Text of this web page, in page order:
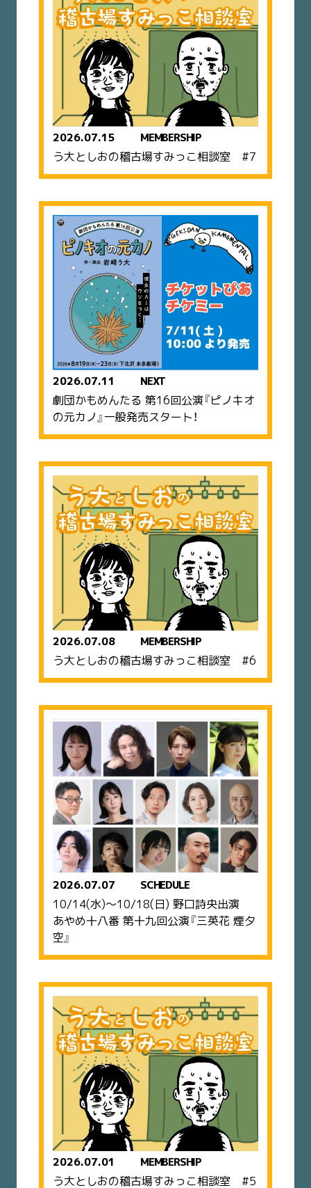
2026.07.15 MEMBERSHIP
う大としおの稽古場すみっこ相談室 #7
2026.07.11 NEXT
劇団かもめんたる 第16回公演『ピノキオ
の元カノ』一般発売スタート！
2026.07.08 MEMBERSHIP
う大としおの稽古場すみっこ相談室 #6
2026.07.07 SCHEDULE
10/14(水)〜10/18(日) 野口詩央出演
あやめ十八番 第十九回公演『三英花 煙夕
空』
2026.07.01 MEMBERSHIP
う大としおの稽古場すみっこ相談室 #5